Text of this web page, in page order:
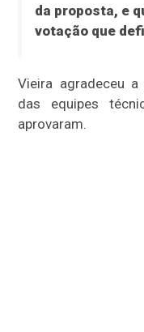
da proposta, e
votação que
Vieira agradeceu
das equipes
aprovaram.